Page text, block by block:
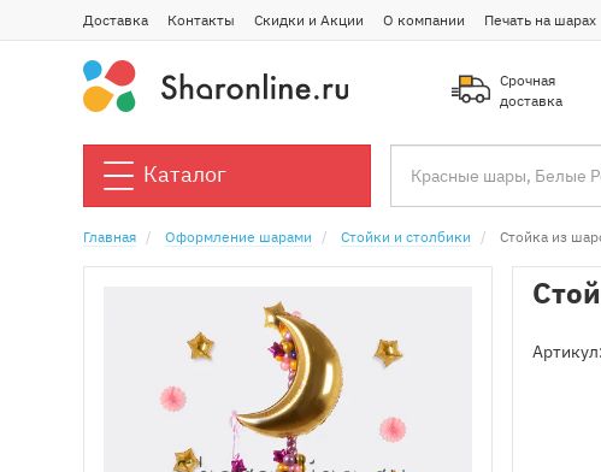
Доставка Контакты Скидки и Акции О компании Печать на шарах
Срочная
доставка
Каталог
Главная Оформление шарами Стойки и столбики Стойка из
Артикул: